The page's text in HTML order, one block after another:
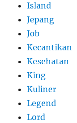
Island
Jepang
Job
Kecantikan
Kesehatan
King
Kuliner
Legend
Lord